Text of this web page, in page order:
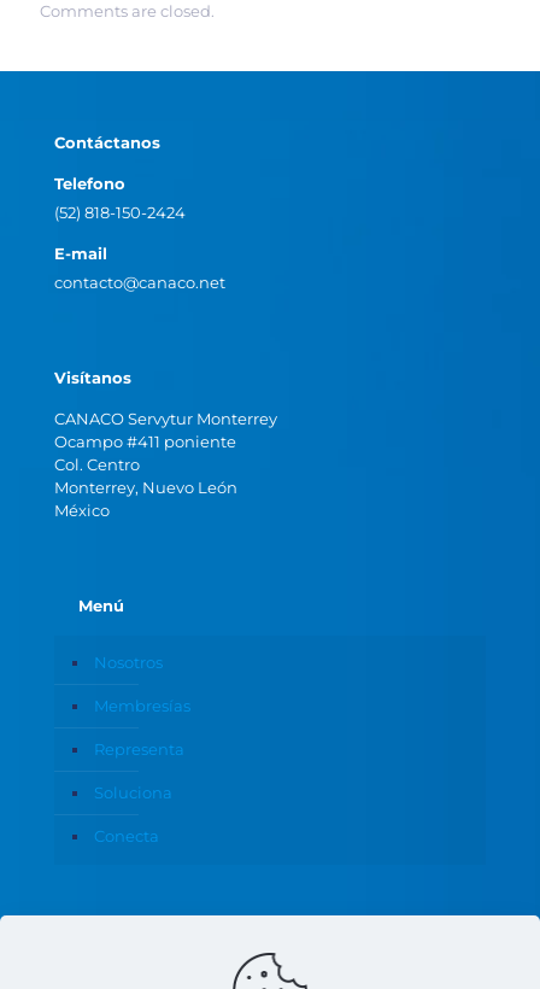
Comments are closed.
Contáctanos
Telefono
(52) 818-150-2424
E-mail
contacto@canaco.net
Visítanos
CANACO Servytur Monterrey
Ocampo #411 poniente
Col. Centro
Monterrey, Nuevo León
México
Menú
Nosotros
Membresías
Representa
Soluciona
Conecta